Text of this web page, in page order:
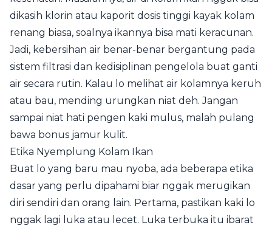
dikasih klorin atau kaporit dosis tinggi kayak kolam
renang biasa, soalnya ikannya bisa mati keracunan.
Jadi, kebersihan air benar-benar bergantung pada
sistem filtrasi dan kedisiplinan pengelola buat ganti
air secara rutin. Kalau lo melihat air kolamnya keruh
atau bau, mending urungkan niat deh. Jangan
sampai niat hati pengen kaki mulus, malah pulang
bawa bonus jamur kulit.
Etika Nyemplung Kolam Ikan
Buat lo yang baru mau nyoba, ada beberapa etika
dasar yang perlu dipahami biar nggak merugikan
diri sendiri dan orang lain. Pertama, pastikan kaki lo
nggak lagi luka atau lecet. Luka terbuka itu ibarat